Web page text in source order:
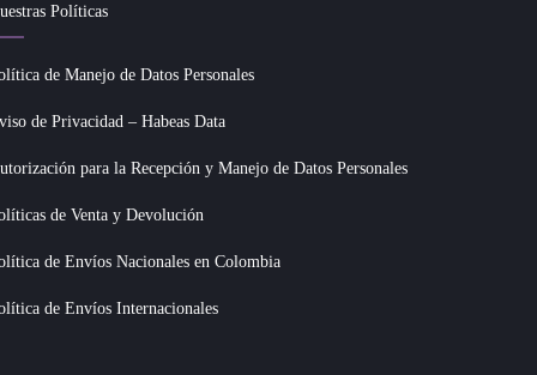
Políticas
de Manejo de Datos Personales
de Privacidad – Habeas Data
para la Recepción y Manejo de Datos Personales
de Venta y Devolución
de Envíos Nacionales en Colombia
de Envíos Internacionales